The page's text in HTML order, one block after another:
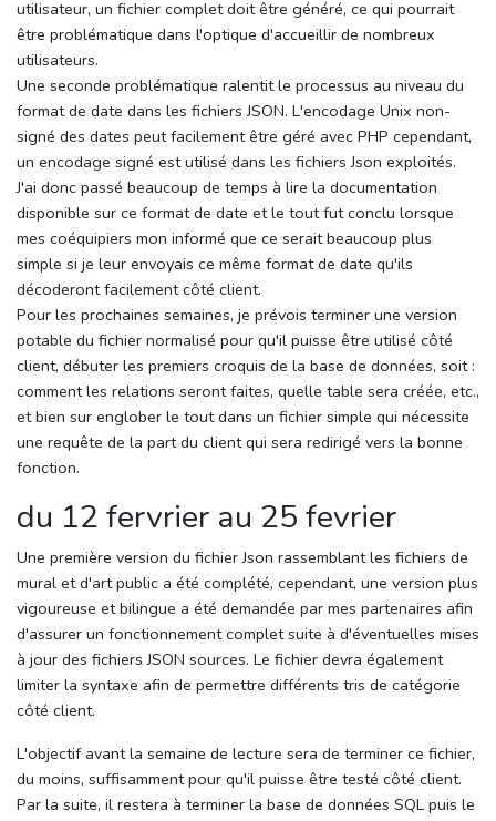
utilisateur, un fichier complet doit être généré, ce qui pourrait
être problématique dans l'optique d'accueillir de nombreux
utilisateurs.
Une seconde problématique ralentit le processus au niveau du
format de date dans les fichiers JSON. L'encodage Unix non-
signé des dates peut facilement être géré avec PHP cependant,
un encodage signé est utilisé dans les fichiers Json exploités.
J'ai donc passé beaucoup de temps à lire la documentation
disponible sur ce format de date et le tout fut conclu lorsque
mes coéquipiers mon informé que ce serait beaucoup plus
simple si je leur envoyais ce même format de date qu'ils
décoderont facilement côté client.
Pour les prochaines semaines, je prévois terminer une version
potable du fichier normalisé pour qu'il puisse être utilisé côté
client, débuter les premiers croquis de la base de données, soit :
comment les relations seront faites, quelle table sera créée, etc.,
et bien sur englober le tout dans un fichier simple qui nécessite
une requête de la part du client qui sera redirigé vers la bonne
fonction.
du 12 fervrier au 25 fevrier
Une première version du fichier Json rassemblant les fichiers de
mural et d'art public a été complété, cependant, une version plus
vigoureuse et bilingue a été demandée par mes partenaires afin
d'assurer un fonctionnement complet suite à d'éventuelles mises
à jour des fichiers JSON sources. Le fichier devra également
limiter la syntaxe afin de permettre différents tris de catégorie
côté client.
L'objectif avant la semaine de lecture sera de terminer ce fichier,
du moins, suffisamment pour qu'il puisse être testé côté client.
Par la suite, il restera à terminer la base de données SQL puis le